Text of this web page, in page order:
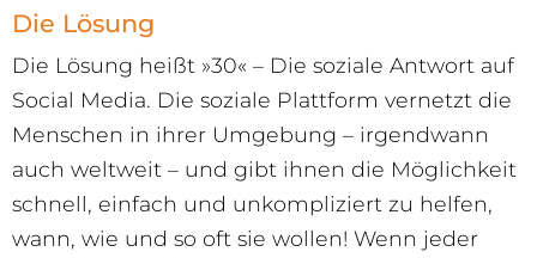
Die Lösung
Die Lösung heißt »30« – Die soziale Antwort auf
Social Media. Die soziale Plattform vernetzt die
Menschen in ihrer Umgebung – irgendwann
auch weltweit – und gibt ihnen die Möglichkeit
schnell, einfach und unkompliziert zu helfen,
wann, wie und so oft sie wollen! Wenn jeder